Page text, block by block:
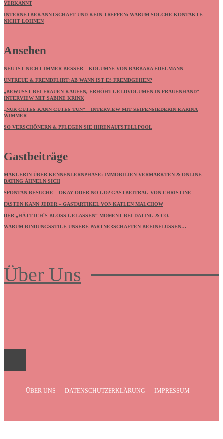
VERKANNT
INTERNETBEKANNTSCHAFT UND KEIN TREFFEN: WARUM SOLCHE KONTAKTE
NICHT LOHNEN
Ansehen
NEU IST NICHT IMMER BESSER – KOLUMNE VON BARBARA EDELMANN
UNTREUE & FREMDFLIRT: AB WANN IST ES FREMDGEHEN?
„BEWUSST BEI FRAUEN KAUFEN, ERHÖHT GELDVOLUMEN IN FRAUENHAND“ –
INTERVIEW MIT SABINE KRINK
„NUR GUTES KANN GUTES TUN“ – INTERVIEW MIT SEIFENSIEDERIN KARINA
WIMMER
SO VERSCHÖNERN & PFLEGEN SIE IHREN AUFSTELLPOOL
Gastbeiträge
MAKLERIN ÜBER KENNENLERNPHASE: IMMOBILIEN VERMARKTEN & ONLINE-
DATING ÄHNELN SICH
SPONTAN-BESUCHE – OKAY ODER NO GO? GASTBEITRAG VON CHRISTINE
FASTEN KANN JEDER – GASTARTIKEL VON KATLEN MALCHOW
DER „HÄTT-ICH`S-BLOSS-GELASSEN“-MOMENT BEI DATING & CO.
WARUM BINDUNGSSTILE UNSERE PARTNERSCHAFTEN BEEINFLUSSEN…
Über Uns
ÜBER UNS DATENSCHUTZERKLÄRUNG IMPRESSUM